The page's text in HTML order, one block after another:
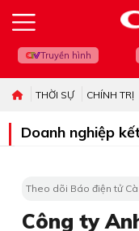
Truyền hình
THỜI SỰ CHÍNH TRỊ
Doanh nghiệp
Theo dõi Báo điện tử
Công ty